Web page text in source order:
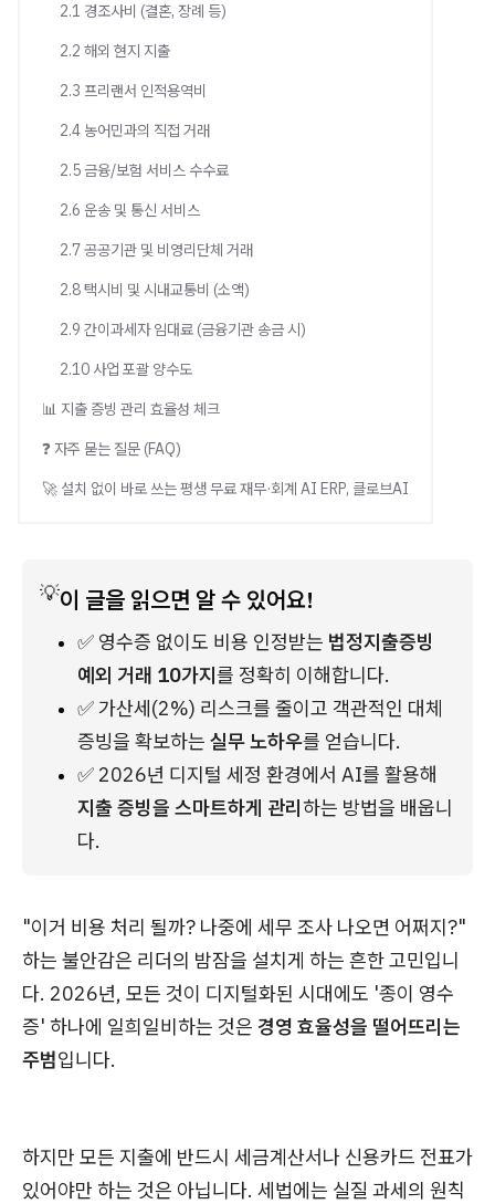
2.1 경조사비 (결혼, 장례 등)
2.2 해외 현지 지출
2.3 프리랜서 인적용역비
2.4 농어민과의 직접 거래
2.5 금융/보험 서비스 수수료
2.6 운송 및 통신 서비스
2.7 공공기관 및 비영리단체 거래
2.8 택시비 및 시내교통비 (소액)
2.9 간이과세자 임대료 (금융기관 송금 시)
2.10 사업 포괄 양수도
📊 지출 증빙 관리 효율성 체크
❓ 자주 묻는 질문 (FAQ)
🚀 설치 없이 바로 쓰는 평생 무료 재무·회계 AI ERP, 클로브AI
💡이 글을 읽으면 알 수 있어요!
✅ 영수증 없이도 비용 인정받는 법정지출증빙
예외 거래 10가지를 정확히 이해합니다.
✅ 가산세(2%) 리스크를 줄이고 객관적인 대체
증빙을 확보하는 실무 노하우를 얻습니다.
지출 증빙을 스마트하게 관리하는 방법을 배웁니
다.
"이거 비용 처리 될까? 나중에 세무 조사 나오면 어쩌지?"
하는 불안감은 리더의 밤잠을 설치게 하는 흔한 고민입니
다. 2026년, 모든 것이 디지털화된 시대에도 '종이 영수
증' 하나에 일희일비하는 것은 경영 효율성을 떨어뜨리는
주범입니다.
하지만 모든 지출에 반드시 세금계산서나 신용카드 전표가
있어야만 하는 것은 아닙니다. 세법에는 실질 과세의 원칙